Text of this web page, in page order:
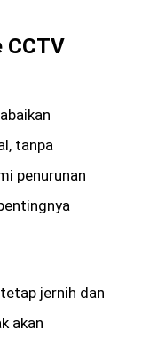
CCTV
tanpa
penurunan
jernih dan
akan